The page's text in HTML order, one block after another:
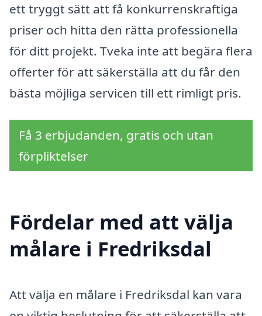
ett tryggt sätt att få konkurrenskraftiga
priser och hitta den rätta professionella
för ditt projekt. Tveka inte att begära flera
offerter för att säkerställa att du får den
bästa möjliga servicen till ett rimligt pris.
Få 3 erbjudanden, gratis och utan
förpliktelser
Fördelar med att välja
målare i Fredriksdal
Att välja en målare i Fredriksdal kan vara